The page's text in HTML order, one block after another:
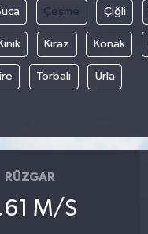
Çeşme Çiğli
Kınık Kiraz Konak
Torbalı Urla
RÜZGAR
M/S